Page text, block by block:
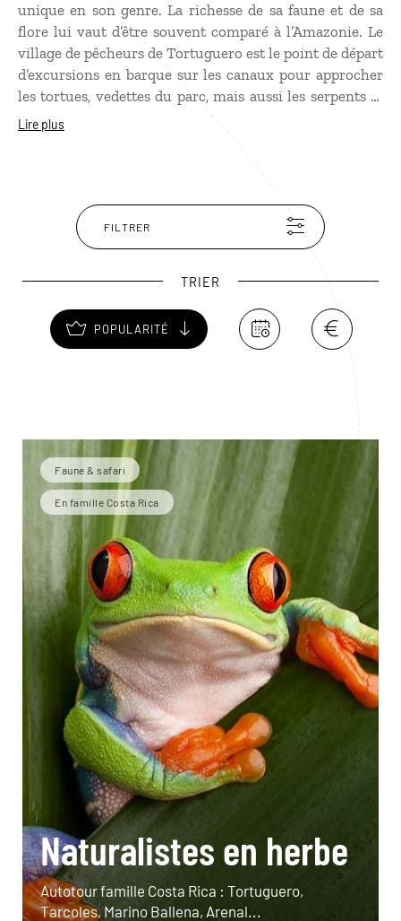
unique en son genre. La richesse de sa faune et de sa
flore lui vaut d’être souvent comparé à l’Amazonie. Le
village de pêcheurs de Tortuguero est le point de départ
d’excursions en barque sur les canaux pour approcher
les tortues, vedettes du parc, mais aussi les serpents et
autres reptiles, ainsi qu’une incroyable quantité
Lire plus
FILTRER
TRIER
POPULARITÉ
Faune & safari
En famille Costa Rica
Naturalistes en herbe
Autotour famille Costa Rica : Tortuguero,
Tarcoles, Marino Ballena, Arenal...